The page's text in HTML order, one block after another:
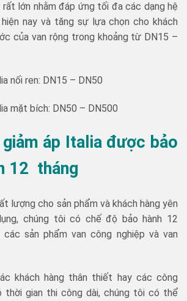
lớn nhằm đáp ứng tối đa các dạng hệ
nay và tăng sự lựa chọn cho khách
của van rộng trong khoảng từ DN15 –
nối ren: DN15 – DN50
mặt bích: DN50 – DN500
giảm áp Italia được bảo
12 tháng
lượng cho sản phẩm và khách hàng yên
chúng tôi có chế độ bảo hành 12
sản phẩm van công nghiệp và van
khách hàng thân thiết hay các công
thời gian thi công dài, chúng tôi có thể